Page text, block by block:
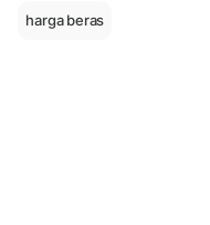
harga beras